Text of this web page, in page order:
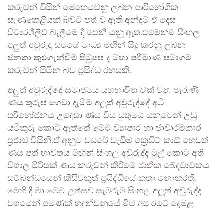
කරුවන් විසින් මෙහෙයවනු ලබන පාරිභෝගික
සැණකෙළියක් බවට පත් ව ඇති අන්දම ඒ දෙස
විචාරශීලීව බැලීමේ දී පෙනී යනු ඇත.එමෙන්ම සිංහල
අලුත් අවුරුදු සමයේ මාධ්‍ය මඟින් සිදු කරනු ලබන
ජනතා කුළුගැන්වීම් පිටුපස ද මහා පරිමාණ සමාගම්
කරුවන් සිටින බව ප්‍රසිද්ධ රහසකි.
අලුත් අවුරුද්දේ සමාජමය යහභාවිතාවක් වන පැරැණි
ණය තුරුස් ගෙවා දැමීම අලුත් අවුරුද්දේ අධි
පරිභෝජනය උදෙසා ණය විය යුතුමය යනුවෙන් උඩු
යටිකුරු කොට ඇත්තේ මෙම ව්‍යාපාර හා ජාවාරම්කාර
ප්‍රජාව විසිනි.ඒ අනුව වසරේ වැඩිම ක්‍රෙඩිට් කාඩ් හෙවත්
ණය පත් භාවිතය මඟින් සිංහල අවුරුද්ද මුල් කොට අති
විශාල පිරිසක් ණය කරුවන් කිරීමේ ජාතික ඛේදවාචකය
සම්බන්ධයෙන් කිසිවකුත් ප්‍රසිද්ධියේ කතා නොකරති.
මෙහි දී මා මෙම උත්සව සැමරුම සිංහල අලුත් අවුරුද්ද
වශයෙන් පමණක් හඳුන්වනුයේ මීට අප රටේ දෙමළ